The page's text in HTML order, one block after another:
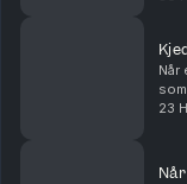
Når
noe
23